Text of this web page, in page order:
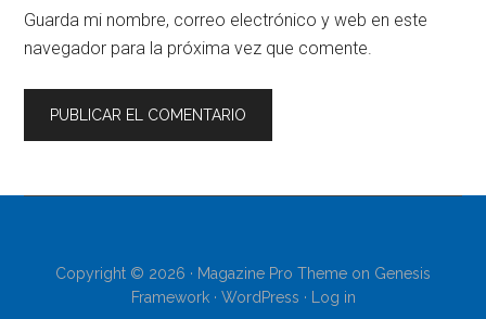
Guarda mi nombre, correo electrónico y web en este
navegador para la próxima vez que comente.
Copyright © 2026 · Magazine Pro Theme on Genesis
Framework· WordPress · Log in